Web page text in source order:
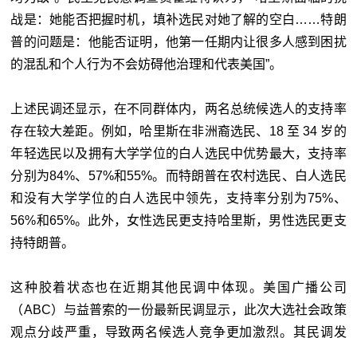
战是：她能否把握时机，填补选民对她了解的空白……特朗
普的问题是：他能否证明，他第一任期内让很多人感到困扰
的混乱和个人行为不会妨碍他治理和代表美国”。
上述民调还显示，在不同群体内，两名总统候选人的支持率
存在较大差距。例如，哈里斯在非洲裔选民、18 至 34 岁的
年轻选民以及拥有大学学位的白人选民中优势最大，支持率
分别为84%、57%和55%。而特朗普在农村选民、白人选民
和没有大学学位的白人选民中领先，支持率分别为75%、
56%和65%。此外，女性选民更支持哈里斯，男性选民更支
持特朗普。
这种胶着状态也在近期其他民调中体现。美国广播公司
（ABC）与益普索的一份最新民调显示，此次大选社会政策
观点分歧严重，导致两名候选人竞争更加激烈。其民调发